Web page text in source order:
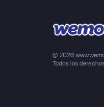
© 2026
Todos los